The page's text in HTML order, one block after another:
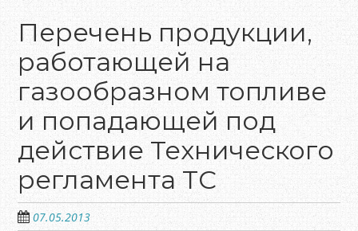
Перечень продукции,
работающей на
газообразном топливе
и попадающей под
действие Технического
регламента ТС
07.05.2013